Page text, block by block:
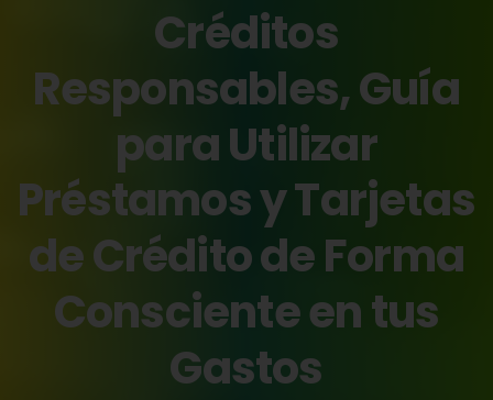
Créditos
Responsables,Guía
paraUtilizar
PréstamosyTarjetas
deCréditodeForma
Conscienteentus
Gastos